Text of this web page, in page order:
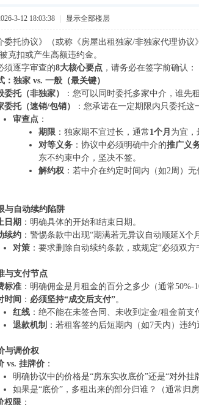
3-12 18:03:38 显示全部楼层
委托协议》（或称《房屋出租独家/非独家代理协
克扣或产生高额违约金。
须逐字审查的8大核心要点 ，请务必在签字前确认：
：独家 vs. 一般（最关键）
委托（非独家）
：您可以同时委托多家中介，谁先
委托（速销/包销）
：您承诺在一定期限内只委托
审查点 ：
期限 ：独家期不宜过长，通常 1个月 为宜，
对等义务 ：协议中必须明确中介的推广义
东不约束中介，坚决不签。
解约权 ：若中介在约定时间内（如2周）
与自动续约陷阱
日期 ：明确具体的开始和结束日期。
续约 ：警惕条款中出现“期满若无异议自动顺延X个
对策 ：要求删除自动续约条款，或规定“必须双方
与支付节点
标准 ：明确佣金是月租金的百分之多少（通常50%-
时间 ： 必须坚持“成交后支付”。
红线 ：绝不能在未签合同、未收到定金/租金前支
退款机制 ：若租客签约后短期内（如7天内）违
与调价权
vs. 挂牌价 ：
明确协议中的价格是“房东实收底价”还是“对外挂
如果是“底价”，多租出来的部分归谁？（通常归
权限 ：